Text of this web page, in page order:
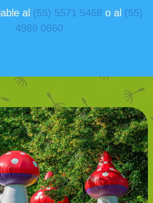
al (55) 5571 5468 o al (55)
4989 0660